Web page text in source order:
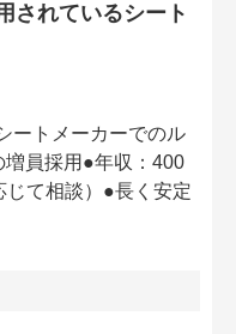
されているシート
ートメーカーでのル
員採用●年収：400
じて相談）●長く安定